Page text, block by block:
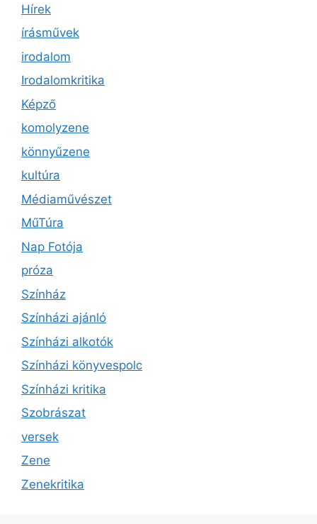
Hírek
írásművek
irodalom
Irodalomkritika
Képző
komolyzene
könnyűzene
kultúra
Médiaművészet
MűTúra
Nap Fotója
próza
Színház
Színházi ajánló
Színházi alkotók
Színházi könyvespolc
Színházi kritika
Szobrászat
versek
Zene
Zenekritika